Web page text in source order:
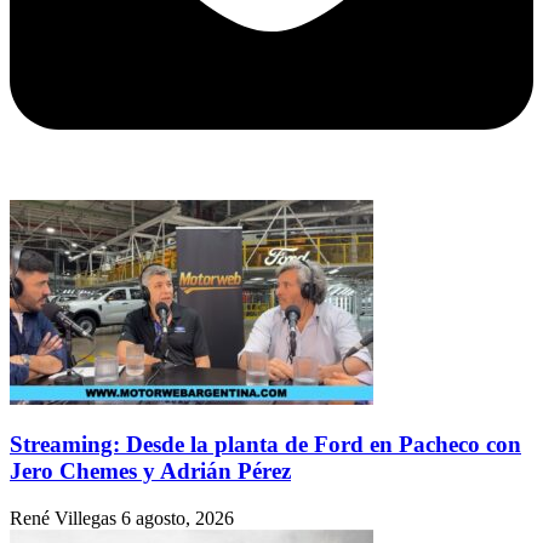
Streaming: Desde la planta de Ford en Pacheco con
Jero Chemes y Adrián Pérez
René Villegas 6 agosto, 2026